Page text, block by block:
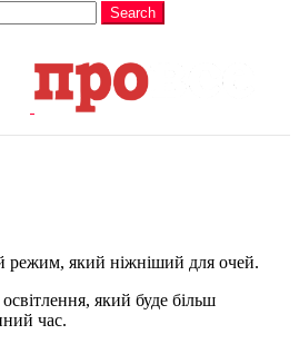
Search
режим, який ніжніший для очей.
який буде більш
час.